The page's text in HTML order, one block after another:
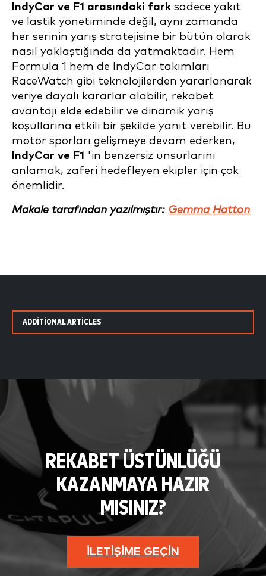
IndyCar ve F1 arasındaki fark sadece yakıt
ve lastik yönetiminde değil, aynı zamanda
her serinin yarış stratejisine bir bütün olarak
nasıl yaklaştığında da yatmaktadır. Hem
Formula 1 hem de IndyCar takımları
RaceWatch gibi teknolojilerden yararlanarak
veriye dayalı kararlar alabilir, rekabet
avantajı elde edebilir ve dinamik yarış
koşullarına etkili bir şekilde yanıt verebilir. Bu
motor sporları gelişmeye devam ederken,
IndyCar ve F1 'in benzersiz unsurlarını
anlamak, zaferi hedefleyen ekipler için çok
önemlidir.
Makale tarafından yazılmıştır: Gemma Hatton
ADDITIONAL ARTICLES
REKABET ÜSTÜNLÜĞÜ
KAZANMAYA HAZIR
MISINIZ?
İLETIŞIME GEÇIN